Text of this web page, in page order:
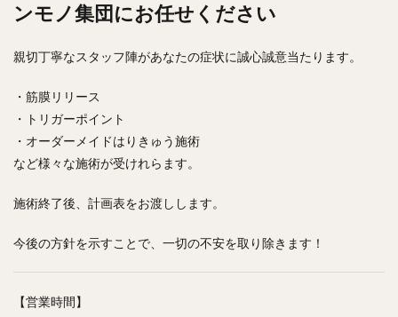
ンモノ集団にお任せください
親切丁寧なスタッフ陣があなたの症状に誠心誠意当たります。
・筋膜リリース
・トリガーポイント
・オーダーメイドはりきゅう施術
など様々な施術が受けれらます。
施術終了後、計画表をお渡しします。
今後の方針を示すことで、一切の不安を取り除きます！
【営業時間】